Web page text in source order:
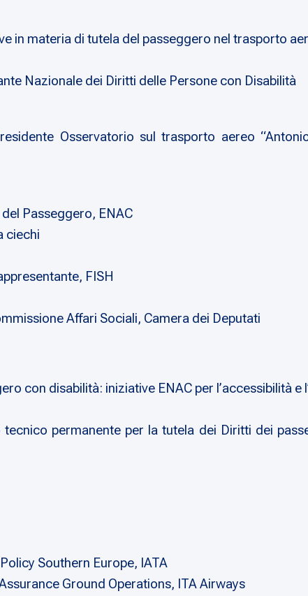
in materia di tutela del passeggero nel trasporto
Nazionale dei Diritti delle Persone con Disabilità
Osservatorio sul trasporto aereo
Passeggero, ENAC
ciechi
FISH
Affari Sociali, Camera dei Deputati
con disabilità: iniziative ENAC per l’accessibilità
tecnico permanente per la tutela dei Diritti dei
Southern Europe, IATA
Ground Operations, ITA Airways